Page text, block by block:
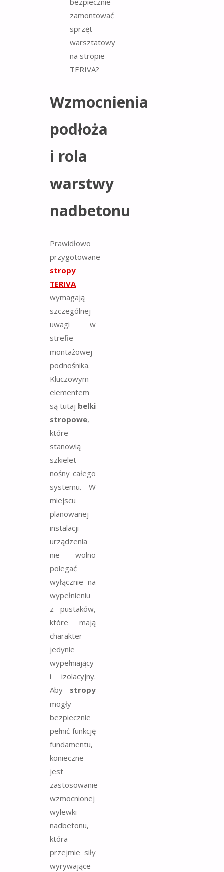
Wzmocnienia
podłoża
i rola
warstwy
nadbetonu
Prawidłowo
przygotowane
stropy
TERIVA
wymagają
szczególnej
uwagi w
strefie
montażowej
podnośnika.
Kluczowym
elementem
są tutaj belki
stropowe,
które
stanowią
szkielet
nośny całego
systemu. W
miejscu
planowanej
instalacji
urządzenia
nie wolno
polegać
wyłącznie na
wypełnieniu
z pustaków,
które mają
charakter
jedynie
wypełniający
i izolacyjny.
Aby stropy
mogły
bezpiecznie
pełnić funkcję
fundamentu,
konieczne
jest
zastosowanie
wzmocnionej
wylewki
nadbetonu,
która
przejmie siły
wyrywające